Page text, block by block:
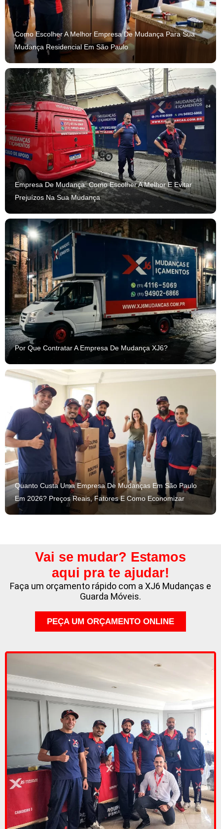
Como Escolher A Melhor Empresa De Mudança Para Sua
Mudança Residencial Em São Paulo
Empresa De Mudança: Como Escolher A Melhor E Evitar
Prejuízos Na Sua Mudança
Por Que Contratar A Empresa De Mudança XJ6?
Quanto Custa Uma Empresa De Mudanças Em São Paulo
Em 2026? Preços Reais, Fatores E Como Economizar
Vai se mudar? Estamos
aqui pra te ajudar!
Faça um orçamento rápido com a XJ6 Mudanças e
Guarda Móveis.
PEÇA UM ORÇAMENTO ONLINE